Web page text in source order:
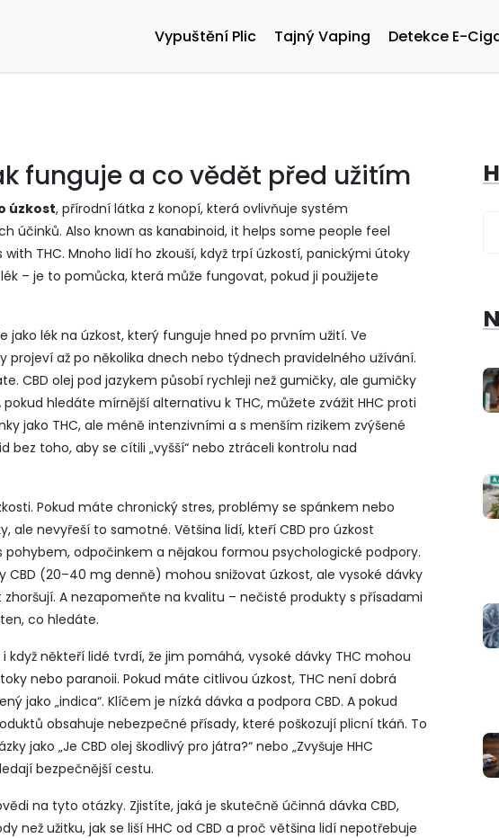
Vypuštění Plic Tajný Vaping Detekce E-
funguje a co vědět před užitím
úzkost, přírodní látka z konopí, která ovlivňuje systém
účinků. Also known as kanabinoid, it helps some people feel
THC. Mnoho lidí ho zkouší, když trpí úzkostí, panickými útoky
– je to pomůcka, která může fungovat, pokud ji použijete
jako lék na úzkost, který funguje hned po prvním užití. Ve
projeví až po několika dnech nebo týdnech pravidelného užívání.
CBD olej pod jazykem působí rychleji než gumičky, ale gumičky
hledáte mírnější alternativu k THC, můžete zvážit HHC proti
jako THC, ale méně intenzivními a s menším rizikem zvýšené
bez toho, aby se cítili „vyšší“ nebo ztráceli kontrolu nad
Pokud máte chronický stres, problémy se spánkem nebo
ale nevyřeší to samotné. Většina lidí, kteří CBD pro úzkost
odpočinkem a nějakou formou psychologické podpory.
CBD (20–40 mg denně) mohou snižovat úzkost, ale vysoké dávky
A nezapomeňte na kvalitu – nečisté produkty s přísadami
co hledáte.
když někteří lidé tvrdí, že jim pomáhá, vysoké dávky THC mohou
nebo paranoii. Pokud máte citlivou úzkost, THC není dobrá
jako „indica“. Klíčem je nízká dávka a podpora CBD. A pokud
obsahuje nebezpečné přísady, které poškozují plicní tkáň. To
jako „Je CBD olej škodlivý pro játra?“ nebo „Zvyšuje HHC
bezpečnější cestu.
na tyto otázky. Zjistíte, jaká je skutečně účinná dávka CBD,
než užitku, jak se liší HHC od CBD a proč většina lidí nepotřebuje